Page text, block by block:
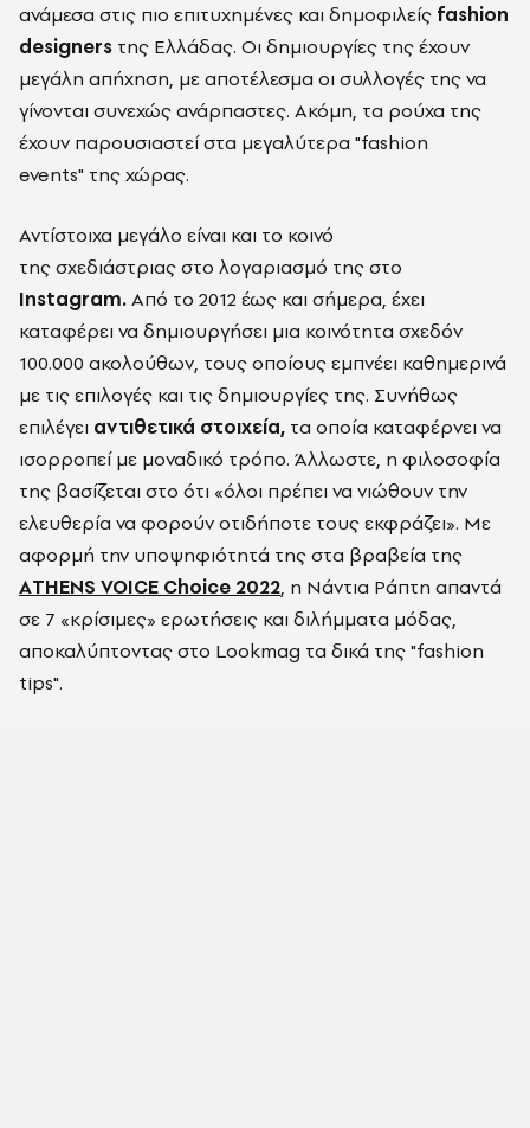
ανάμεσα στις πιο επιτυχημένες και δημοφιλείς fashion
designers της Ελλάδας. Οι δημιουργίες τηςέχουν
μεγάλη απήχηση, με αποτέλεσμα οι συλλογές της να
γίνονται συνεχώς ανάρπαστες. Ακόμη, τα ρούχα της
έχουν παρουσιαστεί στα μεγαλύτερα "fashion
events" της χώρας.
Αντίστοιχα μεγάλο είναι και το κοινό
τηςσχεδιάστριαςστο λογαριασμό της στο
Instagram.Από το 2012 έως και σήμερα, έχει
καταφέρει να δημιουργήσει μια κοινότητα σχεδόν
100.000 ακολούθων, τους οποίους εμπνέει καθημερινά
με τις επιλογές και τις δημιουργίες της. Συνήθως
επιλέγει αντιθετικά στοιχεία, τα οποία καταφέρνει να
ισορροπεί με μοναδικό τρόπο. Άλλωστε, η φιλοσοφία
της βασίζεται στο ότι «όλοι πρέπει να νιώθουν την
ελευθερία να φορούνοτιδήποτε τους εκφράζει». Με
αφορμή την υποψηφιότητά της στα βραβεία της
ΑTHENS VOICE Choice 2022, η Νάντια Ράπτη απαντά
σε 7 «κρίσιμες» ερωτήσεις και διλήμματα μόδας,
αποκαλύπτοντας στο Lookmag τα δικά της "fashion
tips".